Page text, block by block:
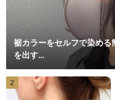
裾カラーをセルフで染め
を出す...
2